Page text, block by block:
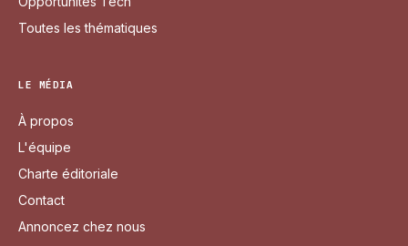
Toutes les thématiques
LE MÉDIA
À propos
L'équipe
Charte éditoriale
Contact
Annoncez chez nous